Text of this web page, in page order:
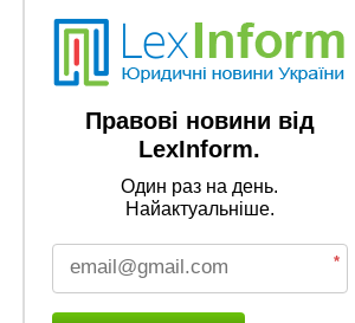
Правові новини від
LexInform.
Один раз на день.
Найактуальніше.
*